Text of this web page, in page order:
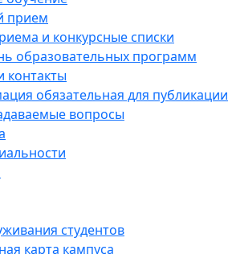
прием
и конкурсные списки
образовательных программ
контакты
обязательная для публикации
вопросы
студентов
карта кампуса